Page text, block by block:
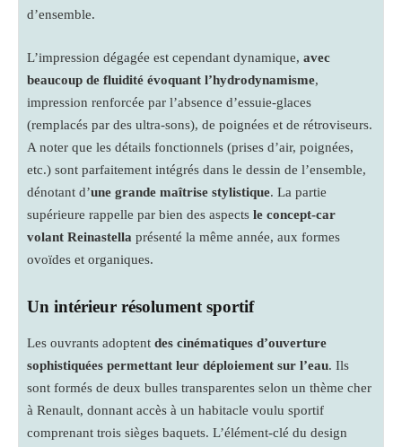
d’ensemble.
L’impression dégagée est cependant dynamique, avec
beaucoup de fluidité évoquant l’hydrodynamisme,
impression renforcée par l’absence d’essuie-glaces
(remplacés par des ultra-sons), de poignées et de rétroviseurs.
A noter que les détails fonctionnels (prises d’air, poignées,
etc.) sont parfaitement intégrés dans le dessin de l’ensemble,
dénotant d’une grande maîtrise stylistique. La partie
supérieure rappelle par bien des aspects le concept-car
volant Reinastella présenté la même année, aux formes
ovoïdes et organiques.
Un intérieur résolument sportif
Les ouvrants adoptent des cinématiques d’ouverture
sophistiquées permettant leur déploiement sur l’eau. Ils
sont formés de deux bulles transparentes selon un thème cher
à Renault, donnant accès à un habitacle voulu sportif
comprenant trois sièges baquets. L’élément-clé du design